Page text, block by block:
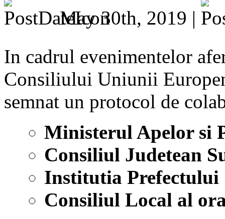
May 30th, 2019 |
In cadrul evenimentelor
Consiliului Uniunii
semnat un protocol de
Ministerul Apelor si
Consiliul Judetean
Institutia Prefectului
Consiliul Local al